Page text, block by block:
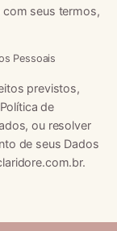
seus termos,
Pessoais
previstos,
de
ou resolver
de seus Dados
.